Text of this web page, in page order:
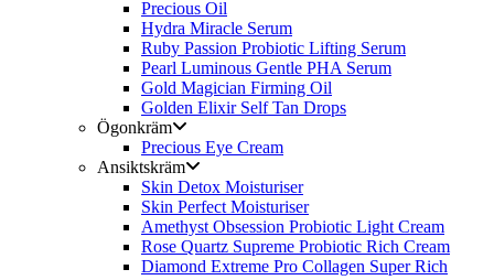
Precious Oil
Hydra Miracle Serum
Ruby Passion Probiotic Lifting Serum
Pearl Luminous Gentle PHA Serum
Gold Magician Firming Oil
Golden Elixir Self Tan Drops
Ögonkräm
Precious Eye Cream
Ansiktskräm
Skin Detox Moisturiser
Skin Perfect Moisturiser
Amethyst Obsession Probiotic Light Cream
Rose Quartz Supreme Probiotic Rich Cream
Diamond Extreme Pro Collagen Super Rich